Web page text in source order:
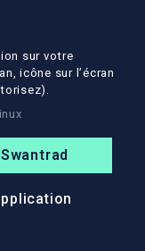
sur votre
icône sur l’écran